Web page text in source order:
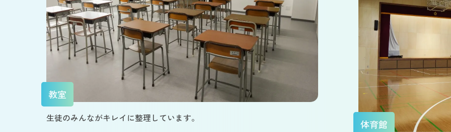
教室
生徒のみんながキレイに整理しています。 体育館